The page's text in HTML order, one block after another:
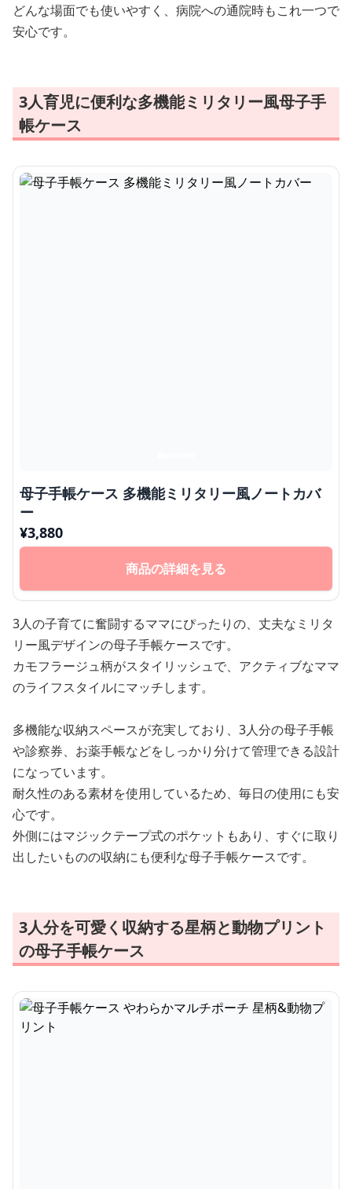
どんな場面でも使いやすく、病院への通院時もこれ一つで
安心です。
3人育児に便利な多機能ミリタリー風母子手
帳ケース
母子手帳ケース 多機能ミリタリー風ノートカバ
ー
¥3,880
商品の詳細を見る
3人の子育てに奮闘するママにぴったりの、丈夫なミリタ
リー風デザインの母子手帳ケースです。
カモフラージュ柄がスタイリッシュで、アクティブなママ
のライフスタイルにマッチします。
多機能な収納スペースが充実しており、3人分の母子手帳
や診察券、お薬手帳などをしっかり分けて管理できる設計
になっています。
耐久性のある素材を使用しているため、毎日の使用にも安
心です。
外側にはマジックテープ式のポケットもあり、すぐに取り
出したいものの収納にも便利な母子手帳ケースです。
3人分を可愛く収納する星柄と動物プリント
の母子手帳ケース